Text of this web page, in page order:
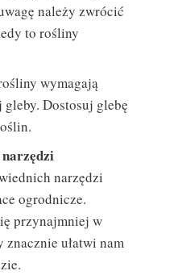
należy zwrócić
to rośliny
wymagają
gleby. Dostosuj glebę
narzędzi
ogrodnicze.
przynajmniej w
znacznie ułatwi nam